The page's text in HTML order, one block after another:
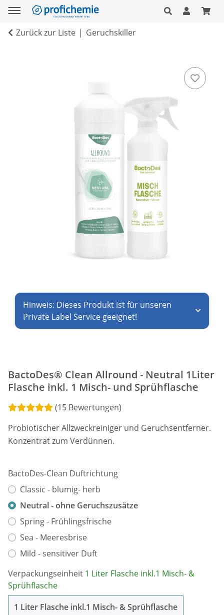
Zurück zur Liste Geruchskiller
Hinweis: Dieses Produkt ist für unseren
Private Label Service geeignet!
BactoDes® Clean Allround - Neutral 1Liter
Flasche inkl. 1 Misch- und Sprühflasche
(15 Bewertungen)
Probiotischer Allzweckreiniger und Geruchsentferner.
Konzentrat zum Verdünnen.
BactoDes-Clean Duftrichtung
Classic - blumig- herb
Neutral - ohne Geruchszusätze
Spring - Frühlingsfrische
Sea - Meeresbrise
Mild - sensitiver Duft
Verpackungseinheit 1 Liter Flasche inkl.1 Misch- &
Sprühflasche
1 Liter Flasche inkl.1 Misch- & Sprühflasche1 Liter